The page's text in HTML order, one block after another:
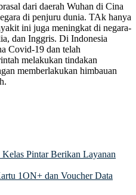
dari daerah Wuhan di Cina
di penjuru dunia. TAk hanya
ini juga meningkat di negara-
dan Inggris. Di Indonesia
Covid-19 dan telah
melakukan tindakan
memberlakukan himbauan
Pintar Berikan Layanan
1ON+ dan Voucher Data